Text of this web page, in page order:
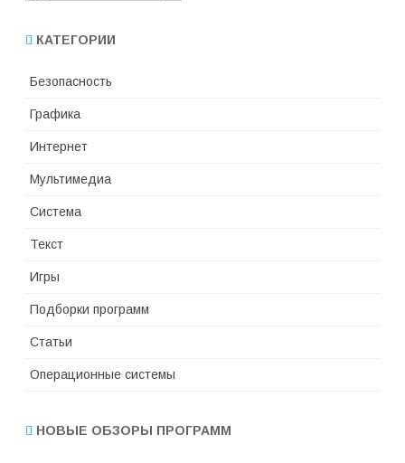
КАТЕГОРИИ
Безопасность
Графика
Интернет
Мультимедиа
Система
Текст
Игры
Подборки программ
Статьи
Операционные системы
НОВЫЕ ОБЗОРЫ ПРОГРАММ